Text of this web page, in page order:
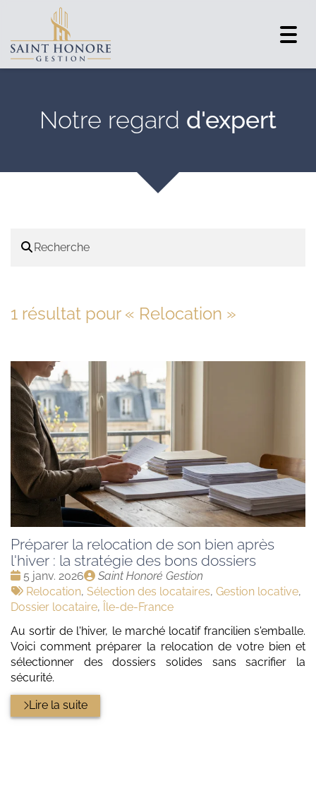
Notre regard d'expert
1 résultat pour « Relocation »
Préparer la relocation de son bien après
l'hiver : la stratégie des bons dossiers
Date
:
5 janv. 2026
Publié
par
Saint Honoré Gestion
Tags
:
Relocation, Sélection des locataires, Gestion locative,
Dossier locataire, Île-de-France
Au sortir de l'hiver, le marché locatif francilien s'emballe.
Voici comment préparer la relocation de votre bien et
sélectionner des dossiers solides sans sacrifier la
sécurité.
Lire la suite